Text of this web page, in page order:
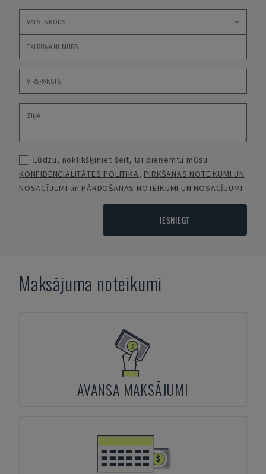
Lūdzu, noklikšķiniet šeit, lai pieņemtu mūsu
KONFIDENCIALITĀTES POLITIKA, PIRKŠANAS NOTEIKUMI UN
NOSACĪJUMI un PĀRDOŠANAS NOTEIKUMI UN NOSACĪJUMI
IESNIEGT
Maksājuma noteikumi
AVANSA MAKSĀJUMI